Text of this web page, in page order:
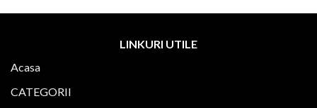
LINKURI UTILE
Acasa
CATEGORII